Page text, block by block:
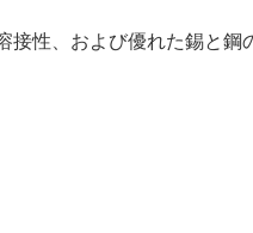
性、および優れた錫と鋼